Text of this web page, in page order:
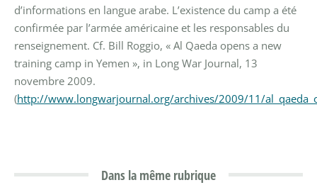
d’informations en langue arabe. L’existence du camp a été
confirmée par l’armée américaine et les responsables du
renseignement. Cf. Bill Roggio, « Al Qaeda opens a new
training camp in Yemen », in Long War Journal, 13
novembre 2009.
(http://www.longwarjournal.org/archives/2009/11/
Dans la même rubrique